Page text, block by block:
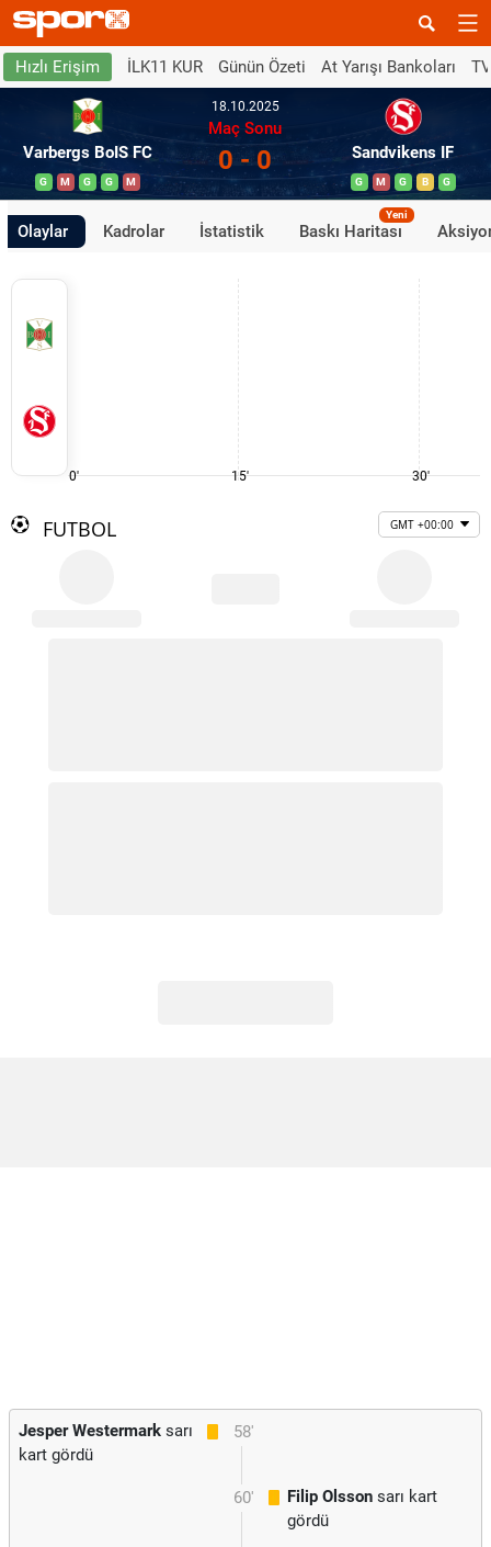
Hızlı Erişim İLK11 KUR Günün Özeti At Yarışı Bankoları
Varbergs BoIS FC
G M G G M
18.10.2025
Maç Sonu
0 - 0 Sandvikens IF
G M G B G
Olaylar Kadrolar İstatistik Baskı Haritası
Yeni
0' 15' 30'
FUTBOL GMT +00:00
58'
Jesper Westermark sarı
kart gördü
60' Filip Olsson sarı kart
gördü